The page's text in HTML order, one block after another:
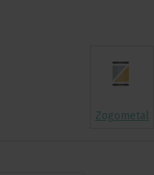
Zogometal